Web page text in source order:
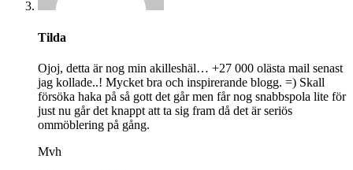
Tilda
Ojoj, detta är nog min akilleshäl… +27 000 olästa mail senast
jag kollade..! Mycket bra och inspirerande blogg. =) Skall
försöka haka på så gott det går men får nog snabbspola lite för
just nu går det knappt att ta sig fram då det är seriös
ommöblering på gång.
Mvh